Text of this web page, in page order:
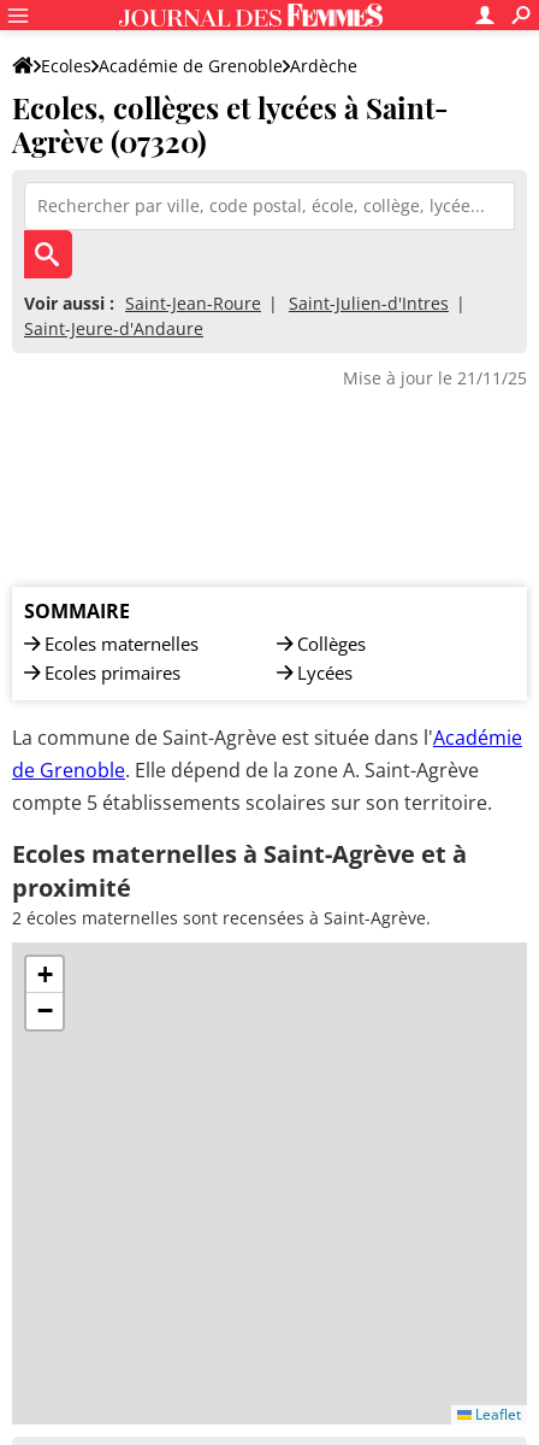
Ecoles Académie de Grenoble Ardèche
Ecoles, collèges et lycées à Saint-
Agrève (07320)
Voir aussi : Saint-Jean-Roure
Saint-Julien-d'Intres
Saint-Jeure-d'Andaure
Mise à jour le 21/11/25
SOMMAIRE
Ecoles maternelles
Ecoles primaires
Collèges
Lycées
La commune de Saint-Agrève est située dans l'Académie
de Grenoble. Elle dépend de la zone A. Saint-Agrève
compte 5 établissements scolaires sur son territoire.
Ecoles maternelles à Saint-Agrève et à
proximité
2 écoles maternelles sont recensées à Saint-Agrève.
+
−
Leaflet